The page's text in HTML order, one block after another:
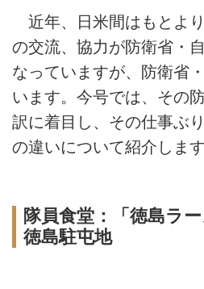
近年、日米間はもとよ
の交流、協力が防衛省・
なっていますが、防衛省
います。今号では、その
訳に着目し、その仕事ぶ
の違いについて紹介します
隊員食堂：「徳島ラ
徳島駐屯地